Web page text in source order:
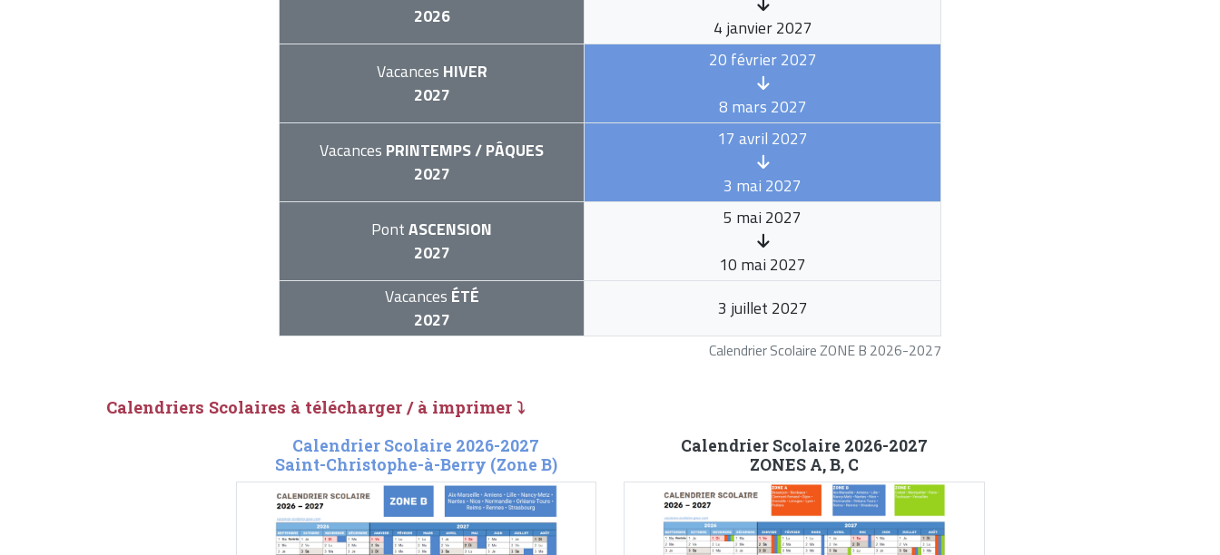
Calendrier Scolaire ZONE B 2026-2027
2026
4 janvier 2027
Vacances HIVER
2027
20 février 2027
8 mars 2027
Vacances PRINTEMPS / PÂQUES
2027
17 avril 2027
3 mai 2027
PontASCENSION
2027
5 mai 2027
10 mai 2027
Vacances ÉTÉ
2027
3 juillet 2027
Calendriers Scolaires à télécharger / à imprimer ⤵
Calendrier Scolaire 2026-2027
Saint-Christophe-à-Berry (Zone B)
Calendrier Scolaire 2026-2027
ZONES A, B, C